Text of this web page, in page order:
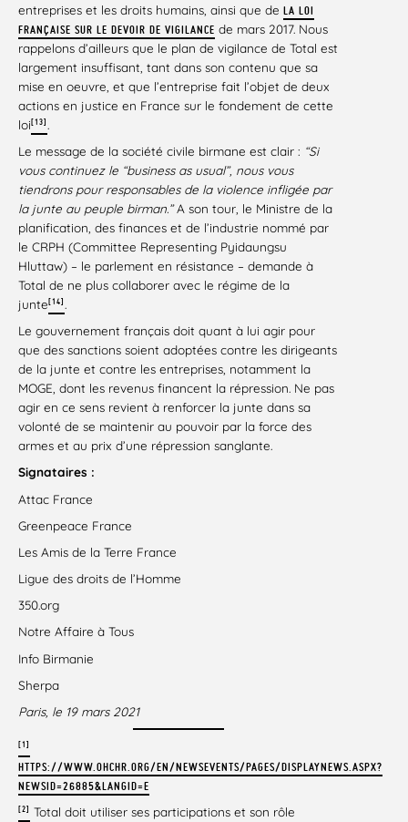
entreprises et les droits humains, ainsi que de LA LOI
FRANÇAISE SUR LE DEVOIR DE VIGILANCE de mars 2017. Nous
rappelons d’ailleurs que le plan de vigilance de Total est
largement insuffisant, tant dans son contenu que sa
mise en oeuvre, et que l’entreprise fait l’objet de deux
actions en justice en France sur le fondement de cette
loi[13] .
Le message de la société civile birmane est clair : “Si
vous continuez le “business as usual”, nous vous
tiendrons pour responsables de la violence infligée par
la junte au peuple birman.”A son tour, le Ministre de la
planification, des finances et de l’industrie nommé par
le CRPH (Committee Representing Pyidaungsu
Hluttaw) – le parlement en résistance – demande à
Total de ne plus collaborer avec le régime de la
junte[14] .
Le gouvernement français doit quant à lui agir pour
que des sanctions soient adoptées contre les dirigeants
de la junte et contre les entreprises, notamment la
MOGE, dont les revenus financent la répression. Ne pas
agir en ce sens revient à renforcer la junte dans sa
volonté de se maintenir au pouvoir par la force des
armes et au prix d’une répression sanglante.
Signataires :
Attac France
Greenpeace France
Les Amis de la Terre France
Ligue des droits de l’Homme
350.org
Notre Affaire à Tous
Info Birmanie
Sherpa
Paris, le 19 mars 2021
[1]
HTTPS://WWW.OHCHR.ORG/EN/NEWSEVENTS/PAGES/DISPLAYNEWS.ASPX?
NEWSID=26885&LANGID=E
[2] Total doit utiliser ses participations et son rôle